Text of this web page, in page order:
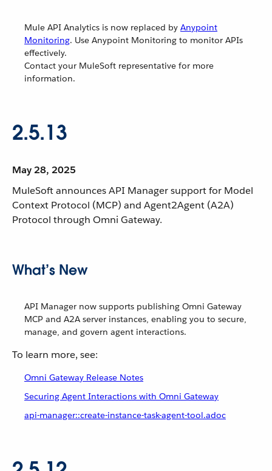
Mule API Analytics is now replaced by Anypoint
Monitoring. Use Anypoint Monitoring to monitor APIs
effectively.
Contact your MuleSoft representative for more
information.
2.5.13
May 28, 2025
MuleSoft announces API Manager support for Model
Context Protocol (MCP) and Agent2Agent (A2A)
Protocol through Omni Gateway.
What’s New
API Manager now supports publishing Omni Gateway
MCP and A2A server instances, enabling you to secure,
manage, and govern agent interactions.
To learn more, see:
Omni Gateway Release Notes
Securing Agent Interactions with Omni Gateway
api-manager::create-instance-task-agent-tool.adoc